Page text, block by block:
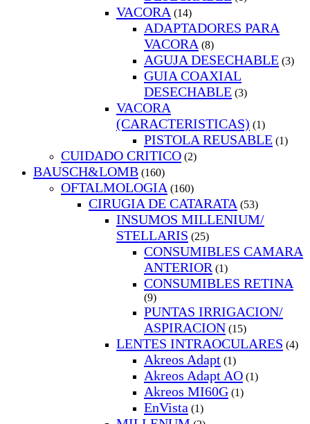
VACORA (14)
ADAPTADORES PARA
VACORA (8)
AGUJA DESECHABLE (3)
GUIA COAXIAL
DESECHABLE (3)
VACORA
(CARACTERISTICAS) (1)
PISTOLA REUSABLE (1)
CUIDADO CRITICO (2)
BAUSCH&LOMB (160)
OFTALMOLOGIA (160)
CIRUGIA DE CATARATA (53)
INSUMOS MILLENIUM/
STELLARIS (25)
CONSUMIBLES CAMARA
ANTERIOR (1)
CONSUMIBLES RETINA
(9)
PUNTAS IRRIGACION/
ASPIRACION (15)
LENTES INTRAOCULARES (4)
Akreos Adapt (1)
Akreos Adapt AO (1)
Akreos MI60G (1)
EnVista (1)